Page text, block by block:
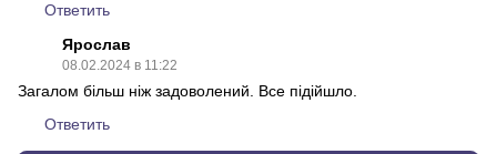
Ответить
Ярослав
08.02.2024 в 11:22
Загалом більш ніж задоволений. Все підійшло.
Ответить